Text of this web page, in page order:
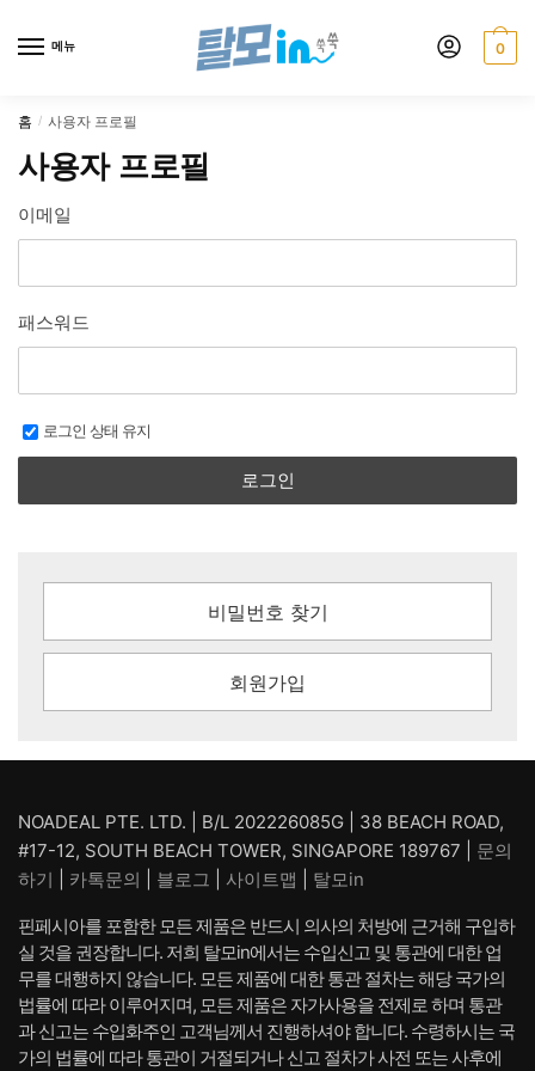
메뉴 0
홈 / 사용자 프로필
사용자 프로필
이메일
패스워드
로그인 상태 유지
로그인
비밀번호 찾기
회원가입
NOADEAL PTE. LTD. | B/L 202226085G | 38 BEACH ROAD,
#17-12, SOUTH BEACH TOWER, SINGAPORE 189767 | 문의
하기
카톡문의 블로그 사이트맵 탈모in
핀페시아를 포함한 모든 제품은 반드시 의사의 처방에 근거해 구입하
실 것을 권장합니다. 저희 탈모in에서는 수입신고 및 통관에 대한 업
무를 대행하지 않습니다. 모든 제품에 대한 통관 절차는 해당 국가의
법률에 따라 이루어지며, 모든 제품은 자가사용을 전제로 하며 통관
과 신고는 수입화주인 고객님께서 진행하셔야 합니다. 수령하시는 국
가의 법률에 따라 통관이 거절되거나 신고 절차가 사전 또는 사후에